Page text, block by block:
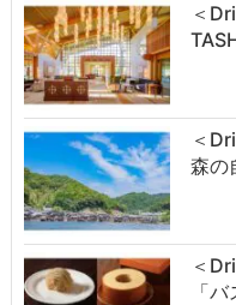
＜
＜
森の
＜
「